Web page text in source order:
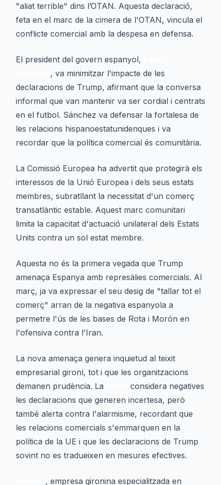
"aliat terrible" dins l’OTAN. Aquesta declaració,
feta en el marc de la cimera de l'OTAN, vincula el
conflicte comercial amb la despesa en defensa.
El president del govern espanyol,
, va minimitzar l'impacte de les
declaracions de Trump, afirmant que la conversa
informal que van mantenir va ser cordial i centrats
en el futbol. Sánchez va defensar la fortalesa de
les relacions hispanoestatunidenques i va
recordar que la política comercial és comunitària.
La Comissió Europea ha advertit que protegirà els
interessos de la Unió Europea i dels seus estats
membres, subratllant la necessitat d'un comerç
transatlàntic estable. Aquest marc comunitari
limita la capacitat d'actuació unilateral dels Estats
Units contra un sol estat membre.
Aquesta no és la primera vegada que Trump
amenaça Espanya amb represàlies comercials. Al
març, ja va expressar el seu desig de "tallar tot el
comerç" arran de la negativa espanyola a
permetre l'ús de les bases de Rota i Morón en
l'ofensiva contra l'Iran.
La nova amenaça genera inquietud al teixit
empresarial gironí, tot i que les organitzacions
demanen prudència. La
considera negatives
les declaracions que generen incertesa, però
també alerta contra l'alarmisme, recordant que
les relacions comercials s'emmarquen en la
política de la UE i que les declaracions de Trump
sovint no es tradueixen en mesures efectives.
, empresa gironina especialitzada en